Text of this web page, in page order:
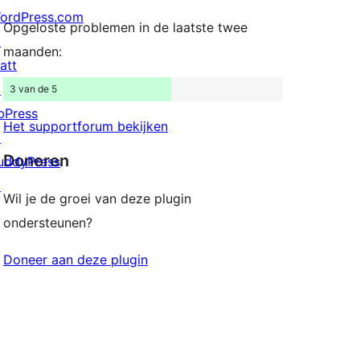
Opgeloste problemen in de laatste twee
maanden:
3 van de 5
Het supportforum bekijken
Doneren
Wil je de groei van deze plugin
ondersteunen?
Doneer aan deze plugin